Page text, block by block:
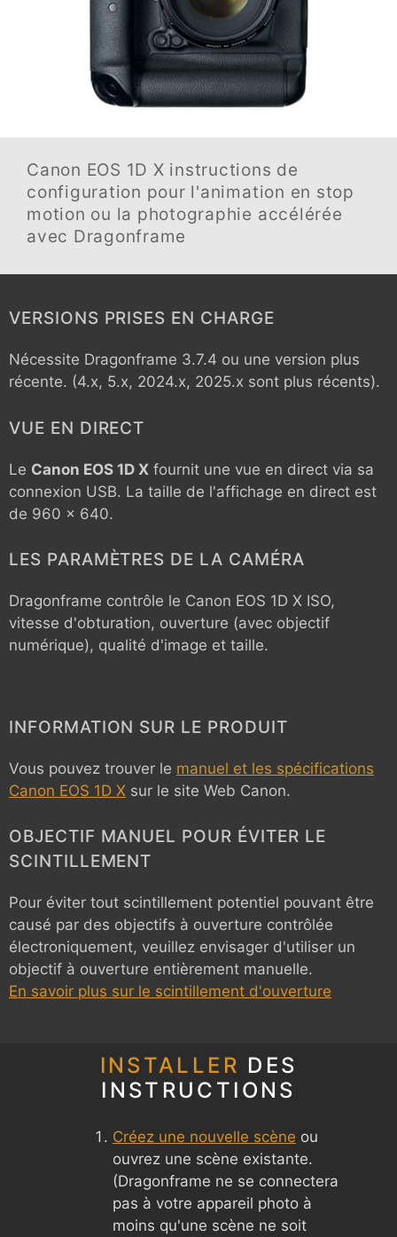
Canon EOS 1D X instructions de
configuration pour l'animation en stop
motion ou la photographie accélérée
avec Dragonframe
VERSIONS PRISES EN CHARGE
Nécessite Dragonframe 3.7.4 ou une version plus
récente. (4.x, 5.x, 2024.x, 2025.x sont plus récents).
VUE EN DIRECT
Le Canon EOS 1D X fournit une vue en direct via sa
connexion USB. La taille de l'affichage en direct est
de 960 x 640.
LES PARAMÈTRES DE LA CAMÉRA
Dragonframe contrôle le Canon EOS 1D X ISO,
vitesse d'obturation, ouverture (avec objectif
numérique), qualité d'image et taille.
INFORMATION SUR LE PRODUIT
Vous pouvez trouver le manuel et les spécifications
Canon EOS 1D X sur le site Web Canon.
OBJECTIF MANUEL POUR ÉVITER LE
SCINTILLEMENT
Pour éviter tout scintillement potentiel pouvant être
causé par des objectifs à ouverture contrôlée
électroniquement, veuillez envisager d'utiliser un
objectif à ouverture entièrement manuelle.
En savoir plus sur le scintillement d'ouverture
INSTALLER DES
INSTRUCTIONS
Créez une nouvelle scène ou
ouvrez une scène existante.
(Dragonframe ne se connectera
pas à votre appareil photo à
moins qu'une scène ne soit